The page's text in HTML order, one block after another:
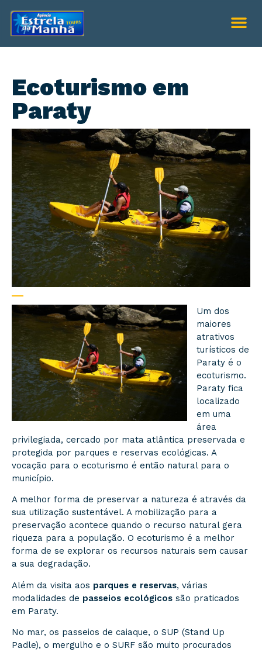
Ecoturismo em
Paraty
Um dos
maiores
atrativos
turísticos de
Paraty é o
ecoturismo.
Paraty fica
localizado
em uma
área
privilegiada, cercado por mata atlântica preservada e
protegida por parques e reservas ecológicas. A
vocação para o ecoturismo é então natural para o
município.
A melhor forma de preservar a natureza é através da
sua utilização sustentável. A mobilização para a
preservação acontece quando o recurso natural gera
riqueza para a população. O ecoturismo é a melhor
forma de se explorar os recursos naturais sem causar
a sua degradação.
Além da visita aos parques e reservas, várias
modalidades de passeios ecológicos são praticados
em Paraty.
No mar, os passeios de caiaque, o SUP (Stand Up
Padle), o mergulho e o SURF são muito procurados